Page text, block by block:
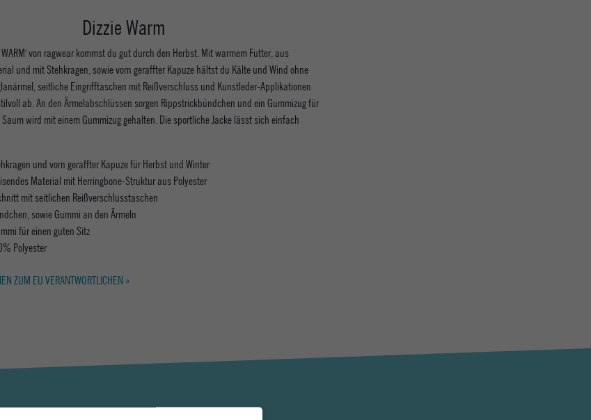
Dizzie Warm
WARM' von ragwear kommst du gut durch den Herbst. Mit warmem Futter, aus
und mit Stehkragen, sowie vorn geraffter Kapuze hältst du Kälte und Wind ohne
seitliche Eingrifftaschen mit Reißverschluss und Kunstleder-Applikationen
ab. An den Ärmelabschlüssen sorgen Rippstrickbündchen und ein Gummizug für
wird mit einem Gummizug gehalten. Die sportliche Jacke lässt sich einfach
und vorn geraffter Kapuze für Herbst und Winter
Material mit Herringbone-Struktur aus Polyester
mit seitlichen Reißverschlusstaschen
sowie Gummi an den Ärmeln
für einen guten Sitz
Polyester
ZUM EU VERANTWORTLICHEN »